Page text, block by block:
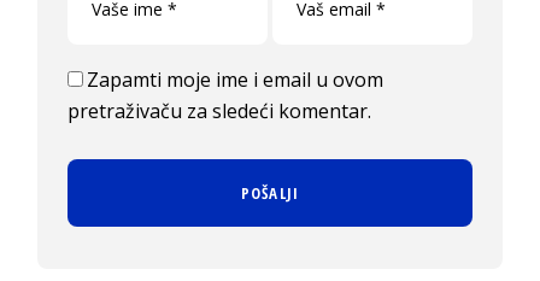
Zapamti moje ime i email u ovom
pretraživaču za sledeći komentar.